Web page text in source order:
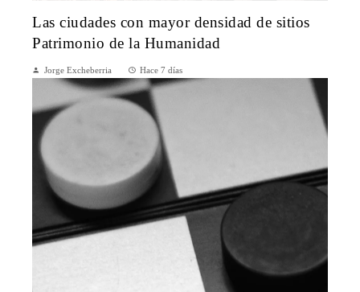
Las ciudades con mayor densidad de sitios
Patrimonio de la Humanidad
Jorge Excheberria Hace 7 días